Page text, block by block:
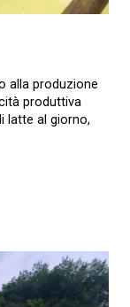
alla produzione
produttiva
latte al giorno,